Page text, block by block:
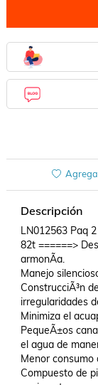
Descripción
LN012563 Paq
82t ======>
armonÃ­a.
Manejo
ConstrucciÃ³n
irregularidades
Minimiza el
PequeÃ±os
el agua de
Menor consumo
Compuesto de